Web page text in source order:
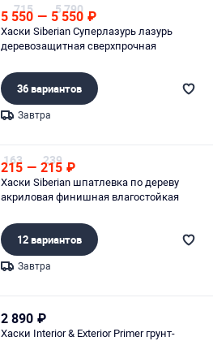
715
5 550 — 5 790
5 550 ₽
Хаски Siberian Суперлазурь лазурь
деревозащитная сверхпрочная
36 вариантов
Завтра
163
215 — 239
215 ₽
Хаски Siberian шпатлевка по дереву
акриловая финишная влагостойкая
12 вариантов
Завтра
2 890 ₽
Хаски Interior & Exterior Primer грунт-